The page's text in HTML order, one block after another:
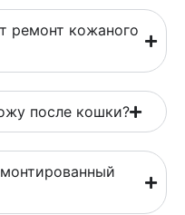
ремонт кожаного
после кошки?